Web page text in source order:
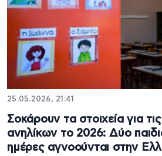
25.05.2026, 21:41
Σοκάρουν τα στοιχεία για
ανηλίκων το 2026: Δύο
ημέρες αγνοούνται στην